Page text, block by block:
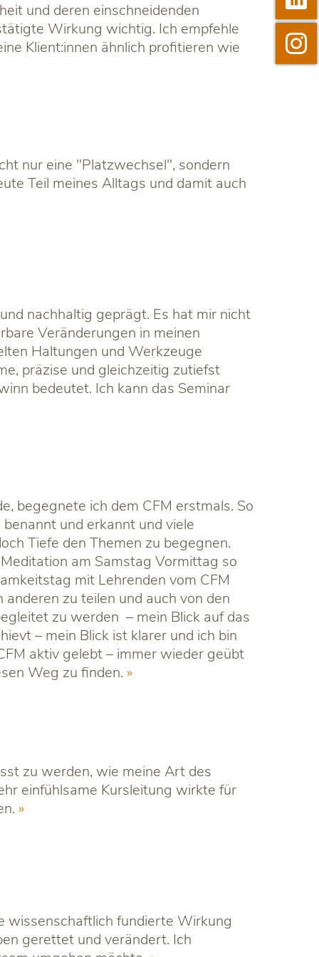
und deren einschneidenden
Wirkung wichtig. Ich empfehle
Klient:innen ähnlich profitieren wie
nur eine "Platzwechsel", sondern
Teil meines Alltags und damit auch
nachhaltig geprägt. Es hat mir nicht
Veränderungen in meinen
Haltungen und Werkzeuge
präzise und gleichzeitig zutiefst
bedeutet. Ich kann das Seminar
begegnete ich dem CFM erstmals. So
und erkannt und viele
Tiefe den Themen zu begegnen.
am Samstag Vormittag so
mit Lehrenden vom CFM
zu teilen und auch von den
zu werden – mein Blick auf das
– mein Blick ist klarer und ich bin
aktiv gelebt – immer wieder geübt
Weg zu finden.
zu werden, wie meine Art des
einfühlsame Kursleitung wirkte für
wissenschaftlich fundierte Wirkung
gerettet und verändert. Ich

Instagram